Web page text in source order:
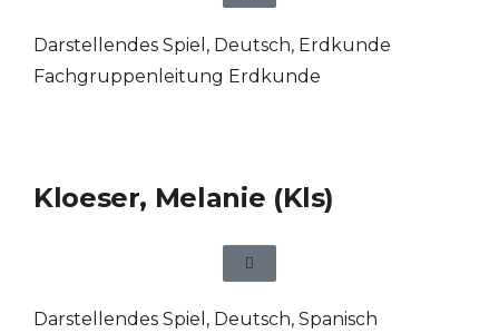
Darstellendes Spiel , Deutsch, Erdkunde
Fachgruppenleitung Erdkunde
Kloeser, Melanie (Kls)
Darstellendes Spiel , Deutsch, Spanisch